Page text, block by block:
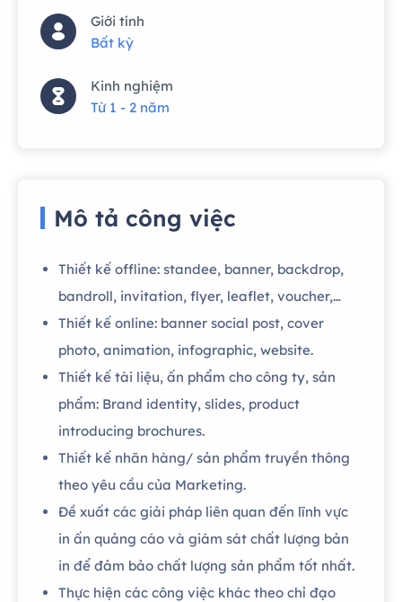
Giới tính
Bất kỳ
Kinh nghiệm
Từ 1 - 2 năm
Mô tả công việc
Thiết kế offline: standee, banner, backdrop,
bandroll, invitation, flyer, leaflet, voucher,…
Thiết kế online: banner social post, cover
photo, animation, infographic, website.
Thiết kế tài liệu, ấn phẩm cho công ty, sản
phẩm: Brand identity, slides, product
introducing brochures.
Thiết kế nhãn hàng/ sản phẩm truyền thông
theo yêu cầu của Marketing.
Đề xuất các giải pháp liên quan đến lĩnh vực
in ấn quảng cáo và giám sát chất lượng bản
in để đảm bảo chất lượng sản phẩm tốt nhất.
Thực hiện các công việc khác theo chỉ đạo